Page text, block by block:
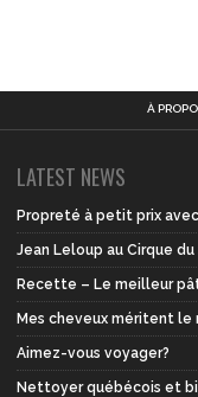
À
LATEST NEWS
Propreté à petit prix
Jean Leloup au Cirque
Recette – Le meilleur
Mes cheveux méritent le
Aimez-vous voyager?
Nettoyer québécois et